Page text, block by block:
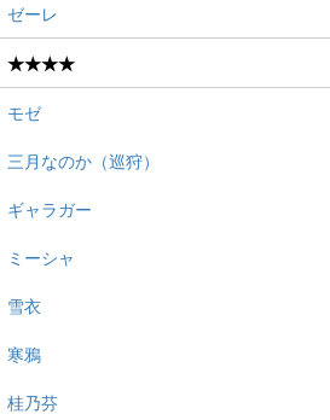
ゼーレ
★★★★
モゼ
三月なのか（巡狩）
ギャラガー
ミーシャ
雪衣
寒鴉
桂乃芬